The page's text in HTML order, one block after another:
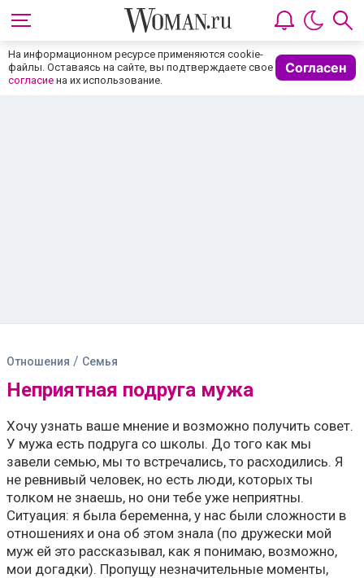
На информационном ресурсе применяются cookie-
файлы. Оставаясь на сайте, вы подтверждаете свое
согласие на их использование.
Согласен
Отношения / Семья
Неприятная подруга мужа
Хочу узнать ваше мнение и возможно получить совет.
У мужа есть подруга со школы. До того как мы
завели семью, мы то встречались, то расходились. Я
не ревнивый человек, но есть люди, которых ты
толком не знаешь, но они тебе уже неприятны.
Ситуация: я была беременна, у нас были сложности в
отношениях и она об этом знала (по дружески мой
муж ей это рассказывал, как я понимаю, возможно,
мои догадки). Пропущу незначительные моменты,